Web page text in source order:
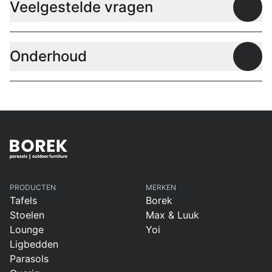
Veelgestelde vragen
Onderhoud
PRODUCTEN
Tafels
Stoelen
Lounge
Ligbedden
Parasols
MERKEN
Borek
Max & Luuk
Yoi